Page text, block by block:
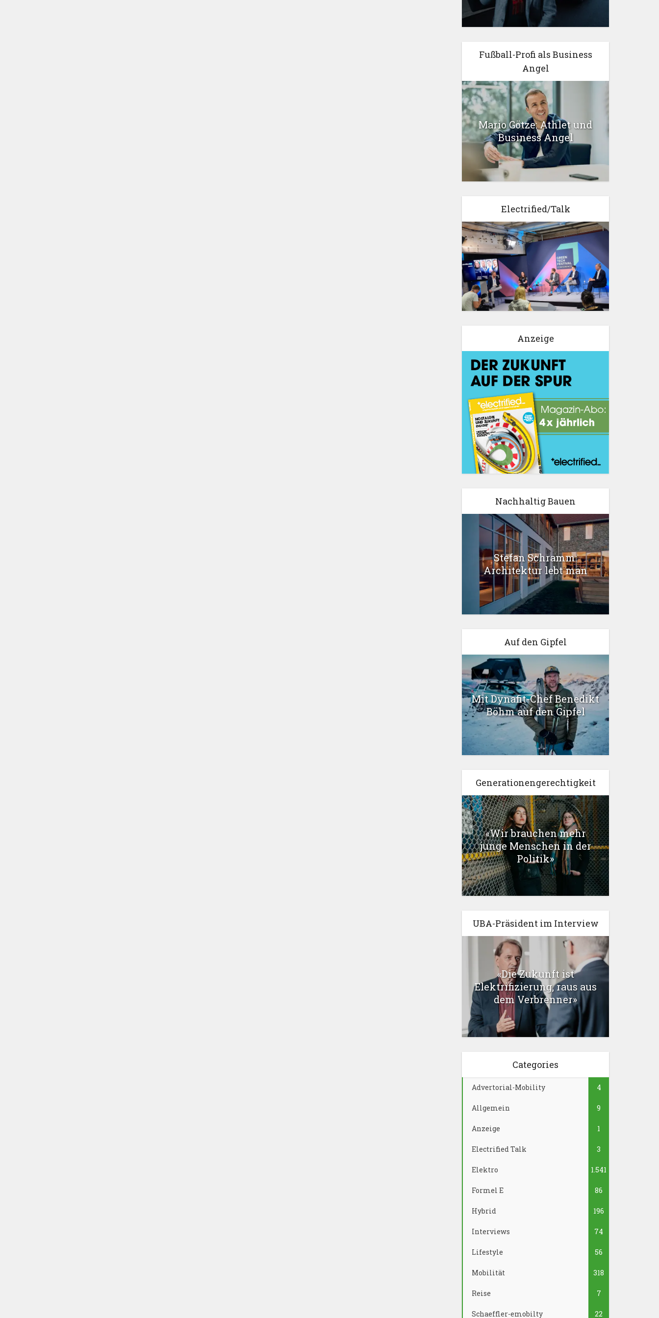
Fußball-Profi als Business
Angel
Mario Götze: Athlet und
Business Angel
Electrified/Talk
Anzeige
Nachhaltig Bauen
Stefan Schramm:
Architektur lebt man
Auf den Gipfel
Mit Dynafit-Chef Benedikt
Böhm auf den Gipfel
Generationengerechtigkeit
«Wir brauchen mehr
junge Menschen in der
Politik»
UBA-Präsident im Interview
«Die Zukunft ist
Elektrifizierung, raus aus
dem Verbrenner»
Categories
Advertorial-Mobility 4
Allgemein 9
Anzeige 1
Electrified Talk 3
Elektro 1.541
Formel E 86
Hybrid 196
Interviews 74
Lifestyle 56
Mobilität 318
Reise 7
Schaeffler-emobilty 22